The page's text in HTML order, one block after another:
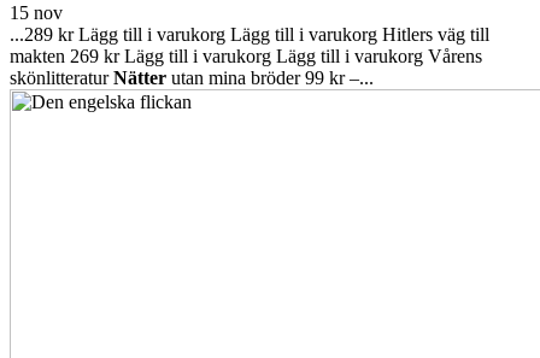
15 nov
...289 kr Lägg till i varukorg Lägg till i varukorg Hitlers väg till
makten 269 kr Lägg till i varukorg Lägg till i varukorg Vårens
skönlitteraturNätter utan mina bröder 99 kr –...